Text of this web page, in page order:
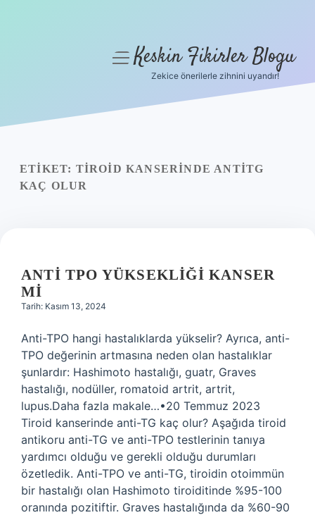
Yasal Uyarı
menüyüKeskin Fikirler Blogu
Zekice önerilerle zihnini uyandır!
ETIKET: TIROID KANSERINDE ANTITG
KAÇ OLUR
ANTI TPO YÜKSEKLIĞI KANSER
MI
Tarih: Kasım 13, 2024
Anti-TPO hangi hastalıklarda yükselir? Ayrıca, anti-
TPO değerinin artmasına neden olan hastalıklar
şunlardır: Hashimoto hastalığı, guatr, Graves
hastalığı, nodüller, romatoid artrit, artrit,
lupus.Daha fazla makale…•20 Temmuz 2023
Tiroid kanserinde anti-TG kaç olur? Aşağıda tiroid
antikoru anti-TG ve anti-TPO testlerinin tanıya
yardımcı olduğu ve gerekli olduğu durumları
özetledik. Anti-TPO ve anti-TG, tiroidin otoimmün
bir hastalığı olan Hashimoto tiroiditinde %95-100
oranında pozitiftir. Graves hastalığında da %60-90